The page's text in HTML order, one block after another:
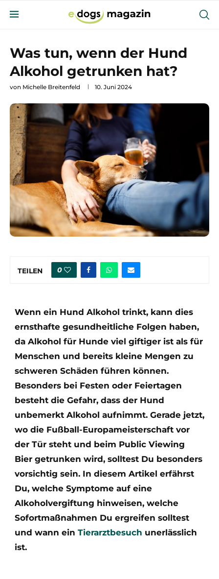
Was tun, wenn der Hund
Alkohol getrunken hat?
von Michelle Breitenfeld 10. Juni 2024
TEILEN 0
Wenn ein Hund Alkohol trinkt, kann dies
ernsthafte gesundheitliche Folgen haben,
da Alkohol für Hunde viel giftiger ist als für
Menschen und bereits kleine Mengen zu
schweren Schäden führen können.
Besonders bei Festen oder Feiertagen
besteht die Gefahr, dass der Hund
unbemerkt Alkohol aufnimmt. Gerade jetzt,
wo die Fußball-Europameisterschaft vor
der Tür steht und beim Public Viewing
Bier getrunken wird, solltest Du besonders
vorsichtig sein. In diesem Artikel erfährst
Du, welche Symptome auf eine
Alkoholvergiftung hinweisen, welche
Sofortmaßnahmen Du ergreifen solltest
und wann ein Tierarztbesuch unerlässlich
ist.